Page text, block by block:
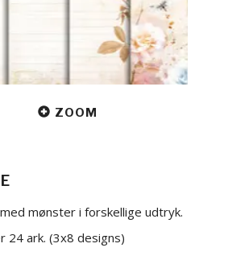
ZOOM
mønster i forskellige udtryk.
24 ark. (3x8 designs)